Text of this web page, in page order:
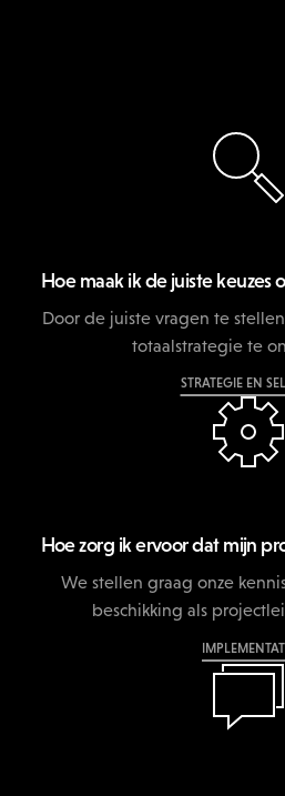
Hoe maak ik de juiste keuzes
Door de juiste vragen te
totaalstrategie te
STRATEGIE EN
Hoe zorg ik ervoor dat mijn
We stellen graag onze
beschikking als